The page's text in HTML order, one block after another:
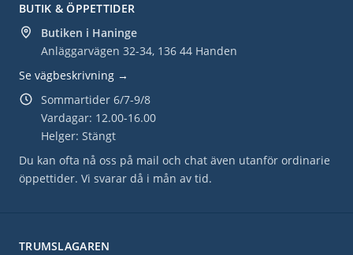
BUTIK & ÖPPETTIDER
Butiken i Haninge
Anläggarvägen 32-34, 136 44 Handen
Se vägbeskrivning →
Sommartider 6/7-9/8
Vardagar: 12.00-16.00
Helger: Stängt
Du kan ofta nå oss på mail och chat även utanför ordinarie
öppettider. Vi svarar då i mån av tid.
TRUMSLAGAREN